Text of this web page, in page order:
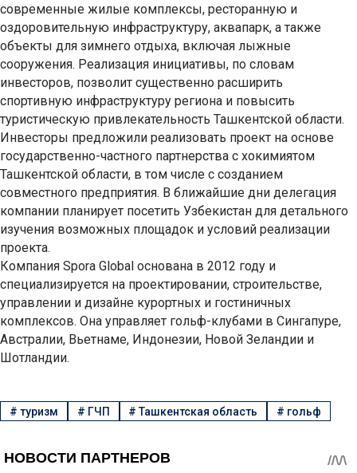
современные жилые комплексы, ресторанную и
оздоровительную инфраструктуру, аквапарк, а также
объекты для зимнего отдыха, включая лыжные
сооружения. Реализация инициативы, по словам
инвесторов, позволит существенно расширить
спортивную инфраструктуру региона и повысить
туристическую привлекательность Ташкентской области.
Инвесторы предложили реализовать проект на основе
государственно-частного партнерства с хокимиятом
Ташкентской области, в том числе с созданием
совместного предприятия. В ближайшие дни делегация
компании планирует посетить Узбекистан для детального
изучения возможных площадок и условий реализации
проекта.
Компания Spora Global основана в 2012 году и
специализируется на проектировании, строительстве,
управлении и дизайне курортных и гостиничных
комплексов. Она управляет гольф-клубами в Сингапуре,
Австралии, Вьетнаме, Индонезии, Новой Зеландии и
Шотландии.
# туризм # ГЧП #Ташкентская область # гольф